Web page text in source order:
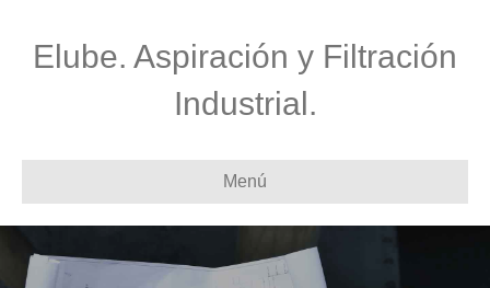
Elube. Aspiración y Filtración
Industrial.
Menú